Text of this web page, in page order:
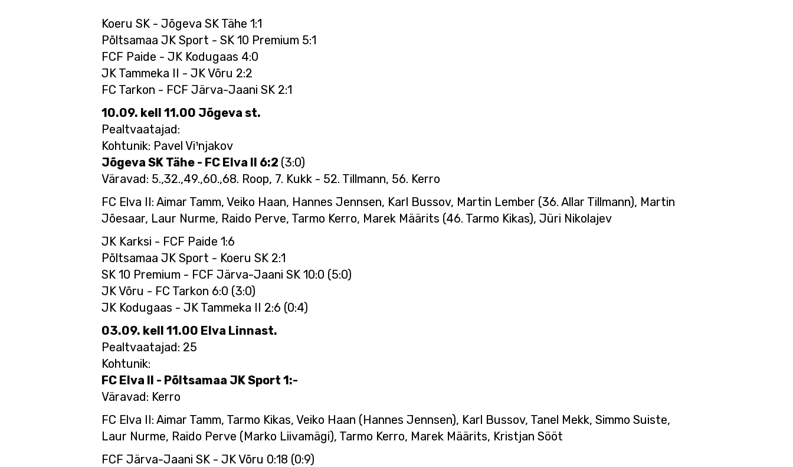
Koeru SK - Jõgeva SK Tähe 1:1
Põltsamaa JK Sport - SK 10 Premium 5:1
FCF Paide - JK Kodugaas 4:0
JK Tammeka II - JK Võru 2:2
FC Tarkon - FCF Järva-Jaani SK 2:1
10.09. kell 11.00 Jõgeva st.
Pealtvaatajad:
Kohtunik: Pavel Vi¹njakov
Jõgeva SK Tähe - FC Elva II 6:2 (3:0)
Väravad: 5.,32.,49.,60.,68. Roop, 7. Kukk - 52. Tillmann, 56. Kerro
FC Elva II: Aimar Tamm, Veiko Haan, Hannes Jennsen, Karl Bussov, Martin Lember (36. Allar Tillmann), Martin
Jõesaar, Laur Nurme, Raido Perve, Tarmo Kerro, Marek Määrits (46. Tarmo Kikas), Jüri Nikolajev
JK Karksi - FCF Paide 1:6
Põltsamaa JK Sport - Koeru SK 2:1
SK 10 Premium - FCF Järva-Jaani SK 10:0 (5:0)
JK Võru - FC Tarkon 6:0 (3:0)
JK Kodugaas - JK Tammeka II 2:6 (0:4)
03.09. kell 11.00 Elva Linnast.
Pealtvaatajad: 25
Kohtunik:
FC Elva II - Põltsamaa JK Sport 1:-
Väravad: Kerro
FC Elva II: Aimar Tamm, Tarmo Kikas, Veiko Haan (Hannes Jennsen), Karl Bussov, Tanel Mekk, Simmo Suiste,
Laur Nurme, Raido Perve (Marko Liivamägi), Tarmo Kerro, Marek Määrits, Kristjan Sööt
FCF Järva-Jaani SK - JK Võru 0:18 (0:9)